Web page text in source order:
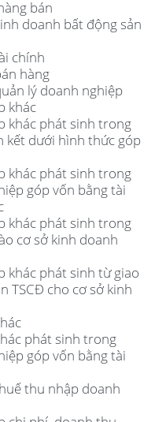
bán
doanh bất động sản
chính
hàng
lý doanh nghiệp
khác
khác phát sinh trong
kết dưới hình thức góp
khác phát sinh trong
góp vốn bằng tài
khác phát sinh trong
cơ sở kinh doanh
khác phát sinh từ giao
TSCĐ cho cơ sở kinh
phát sinh trong
góp vốn bằng tài
thu nhập doanh